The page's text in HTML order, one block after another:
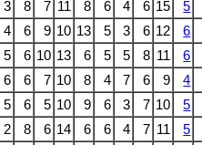
3 8 7 11 8 6 4 6 15 5
4 6 9 10 13 5 3 6 12 6
5 6 10 13 6 5 5 8 11 6
6 6 7 10 8 4 7 6 9 4
5 6 5 10 9 6 3 7 10 5
2 8 6 14 6 6 4 7 11 5